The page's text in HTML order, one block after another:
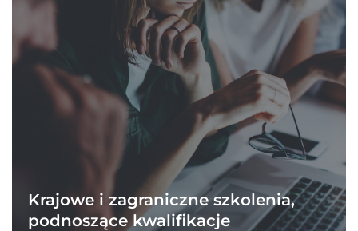
Krajowe i zagraniczne szkolenia,
podnoszące kwalifikacje